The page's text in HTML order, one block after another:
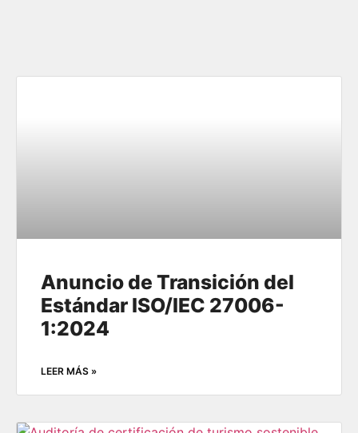
Anuncio de Transición del
Estándar ISO/IEC 27006-
1:2024
LEER MÁS »